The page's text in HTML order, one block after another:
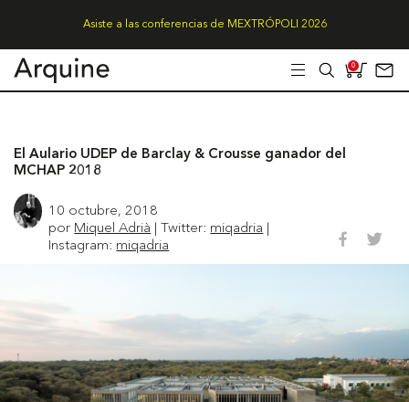
Asiste a las conferencias de MEXTRÓPOLI 2026
0
El Aulario UDEP de Barclay & Crousse ganador del
MCHAP 2018
10 octubre, 2018
por Miquel Adrià | Twitter: miqadria |
Instagram: miqadria